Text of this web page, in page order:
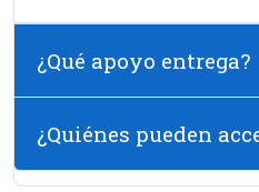
¿Qué apoyo entrega?
¿Quiénes pueden